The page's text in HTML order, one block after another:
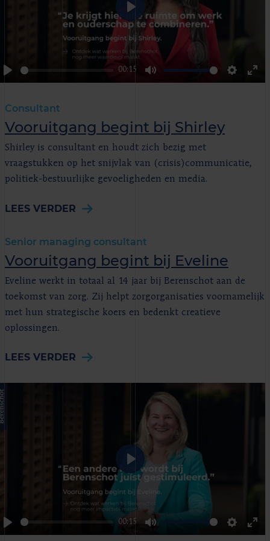
Play
00:15
Mute Settings
Play
Consultant
Vooruitgang begint bij Shirley
Shirley is consultant en houdt zich bezig met
vraagstukken op het snijvlak van (crisis)communicatie,
politiek-bestuurlijke gevoeligheden en media.
LEES VERDER
Senior managing consultant
Vooruitgang begint bij Eveline
Eveline werkt in totaal al 14 jaar bij Berenschot aan de
toekomst van zorg. Zij helpt zorgorganisaties voornamelijk
met hun strategische koers en bedenkt creatieve
oplossingen.
LEES VERDER
Play
00:15
Mute Settings
Play